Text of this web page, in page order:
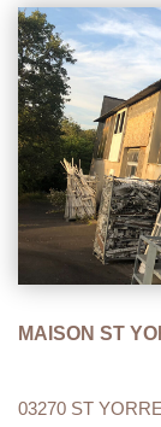
MAISON ST
03270 ST YORRE